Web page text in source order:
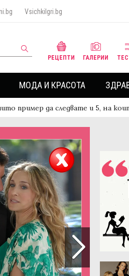
VsichkiIgri.bg
РЕЦЕПТИ ГАЛЕРИИ
МОДА И КРАСОТА
пример да следвате и 5, на